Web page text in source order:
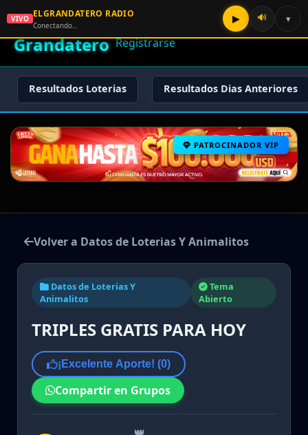
🌟 El
Grandatero
🔑 Iniciar Sesión
📝
Registrarse
Resultados Loterias Resultados Dias Anteriores
PATROCINADOR VIP
Volver a Datos de Loterias Y Animalitos
Datos de Loterias Y
Animalitos
Tema
Abierto
TRIPLES GRATIS PARA HOY
¡Excelente Aporte! (0)
Compartir en Grupos
VIVO ELGRANDATERO RADIO
Conectando…
▶ 🔊 ▾